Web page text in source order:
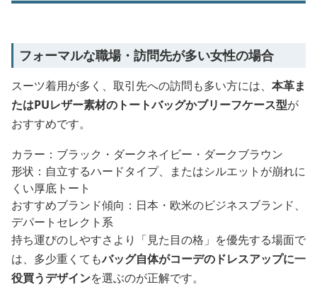
フォーマルな職場・訪問先が多い女性の場合
スーツ着用が多く、取引先への訪問も多い方には、 本革ま
たはPUレザー素材のトートバッグかブリーフケース型が
おすすめです。
カラー：ブラック・ダークネイビー・ダークブラウン
形状：自立するハードタイプ、またはシルエットが崩れに
くい厚底トート
おすすめブランド傾向：日本・欧米のビジネスブランド、
デパートセレクト系
持ち運びのしやすさより「見た目の格」を優先する場面で
は、多少重くてもバッグ自体がコーデのドレスアップに一
役買うデザインを選ぶのが正解です。